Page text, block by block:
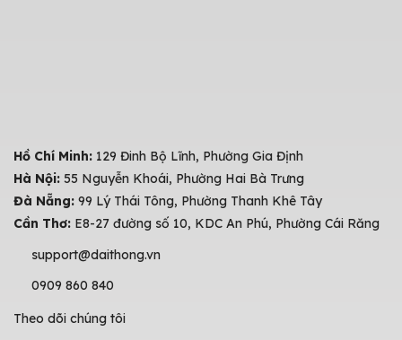
Hồ Chí Minh: 129 Đinh Bộ Lĩnh, Phường Gia Định
Hà Nội: 55 Nguyễn Khoái, Phường Hai Bà Trưng
Đà Nẵng: 99 Lý Thái Tông, Phường Thanh Khê Tây
Cần Thơ: E8-27 đường số 10, KDC An Phú, Phường Cái Răng
support@daithong.vn
0909 860 840
Theo dõi chúng tôi